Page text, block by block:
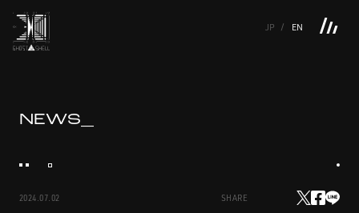
JP EN
FEATURE
TOP
NEWS SERIES
NEWS_
2024.07.02 SHARE